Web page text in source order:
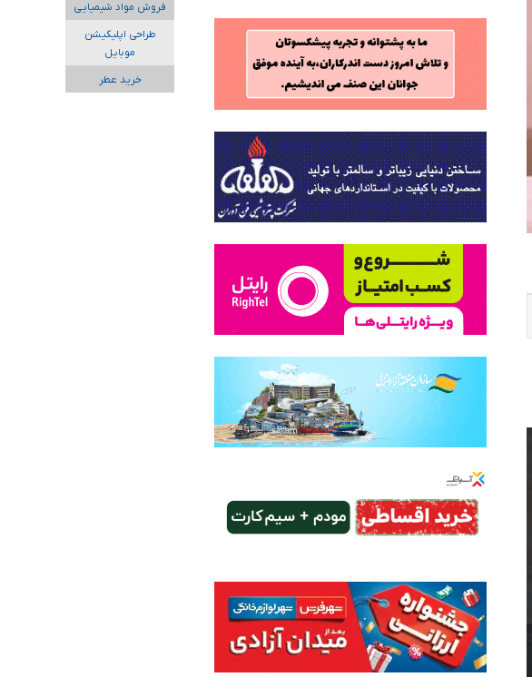
فروش مواد شیمیایی
طراحی اپلیکیشن
موبایل
خرید عطر